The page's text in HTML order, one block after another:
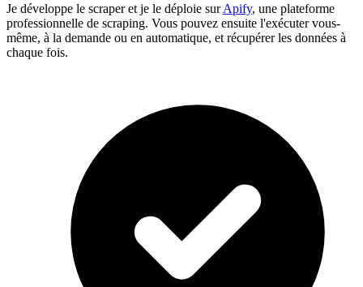
Je développe le scraper et je le déploie surApify, une plateforme
professionnelle de scraping. Vous pouvez ensuite l'exécuter vous-
même, à la demande ou en automatique, et récupérer les données à
chaque fois.